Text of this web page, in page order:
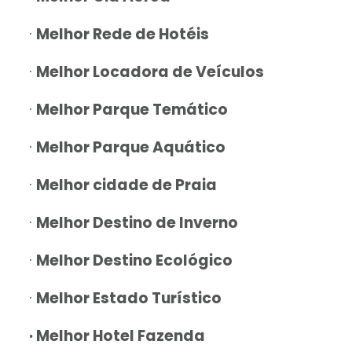
· Melhor Rede de Hotéis
· Melhor Locadora de Veículos
· Melhor Parque Temático
· Melhor Parque Aquático
· Melhor cidade de Praia
· Melhor Destino de Inverno
· Melhor Destino Ecológico
· Melhor Estado Turístico
· Melhor Hotel Fazenda